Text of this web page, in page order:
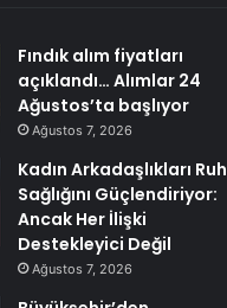
Fındık alım fiyatları
açıklandı… Alımlar 24
Ağustos’ta başlıyor
Ağustos 7, 2026
Kadın Arkadaşlıkları Ruh
Sağlığını Güçlendiriyor:
Ancak Her İlişki
Destekleyici Değil
Ağustos 7, 2026